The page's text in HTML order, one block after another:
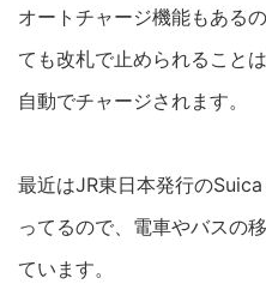
オートチャージ機能もある
ても改札で止められること
自動でチャージされます。
最近はJR東日本発行の
ってるので、電車やバスの
ています。